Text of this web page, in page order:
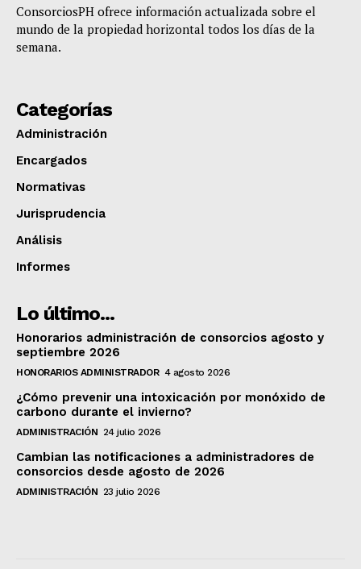
​ConsorciosPH ofrece información actualizada sobre el
mundo de la propiedad horizontal todos los días de la
semana.
Categorías
Administración
Encargados
Normativas
Jurisprudencia
Análisis
Informes
Lo último...
Honorarios administración de consorcios agosto y
septiembre 2026
HONORARIOS ADMINISTRADOR 4 agosto 2026
¿Cómo prevenir una intoxicación por monóxido de
carbono durante el invierno?
ADMINISTRACIÓN 24 julio 2026
Cambian las notificaciones a administradores de
consorcios desde agosto de 2026
ADMINISTRACIÓN 23 julio 2026